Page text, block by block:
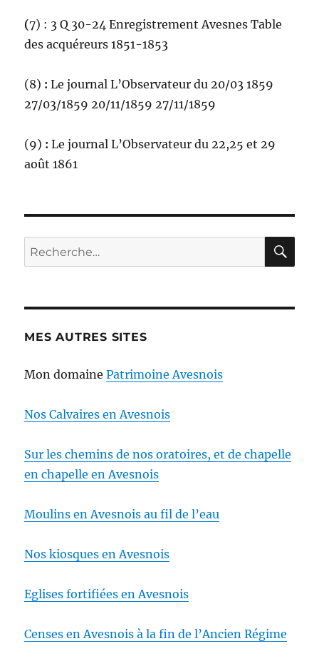
(7) : 3 Q 30-24 Enregistrement Avesnes Table
des acquéreurs 1851-1853
(8) :Le journal L’Observateur du 20/03 1859
27/03/1859 20/11/1859 27/11/1859
(9) :Le journal L’Observateur du 22,25 et 29
août 1861
Recherche
pour :
MES AUTRES SITES
Mon domainePatrimoine Avesnois
Nos Calvaires en Avesnois
Sur les chemins de nos oratoires, et de chapelle
en chapelle en Avesnois
Moulins en Avesnois au fil de l’eau
Nos kiosques en Avesnois
Eglises fortifiées en Avesnois
Censes en Avesnois à la fin de l’Ancien Régime